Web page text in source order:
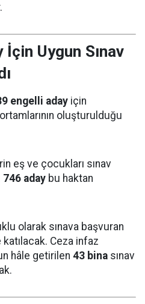
Uygun Sınav
engelli aday için
oluşturulduğu
eş ve çocukları sınav
746 aday bu haktan
olarak sınava başvuran
katılacak. Ceza infaz
hâle getirilen 43 bina sınav